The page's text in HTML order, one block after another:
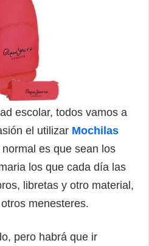
escolar, todos vamos a
el utilizar Mochilas
es que sean los
los que cada día las
libretas y otro material,
menesteres.
pero habrá que ir